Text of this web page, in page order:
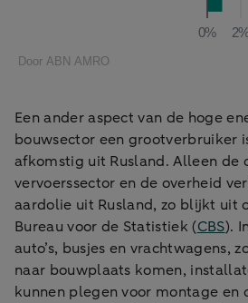
Een ander aspect van de hoge
bouwsector een grootverbruiker
afkomstig uit Rusland. Alleen de
vervoerssector en de overheid
aardolie uit Rusland, zo blijkt uit
Bureau voor de Statistiek (CBS).
auto’s, busjes en vrachtwagens,
naar bouwplaats komen,
kunnen plegen voor montage en